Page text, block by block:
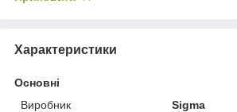
Характеристики
Основні
Виробник
Sigma